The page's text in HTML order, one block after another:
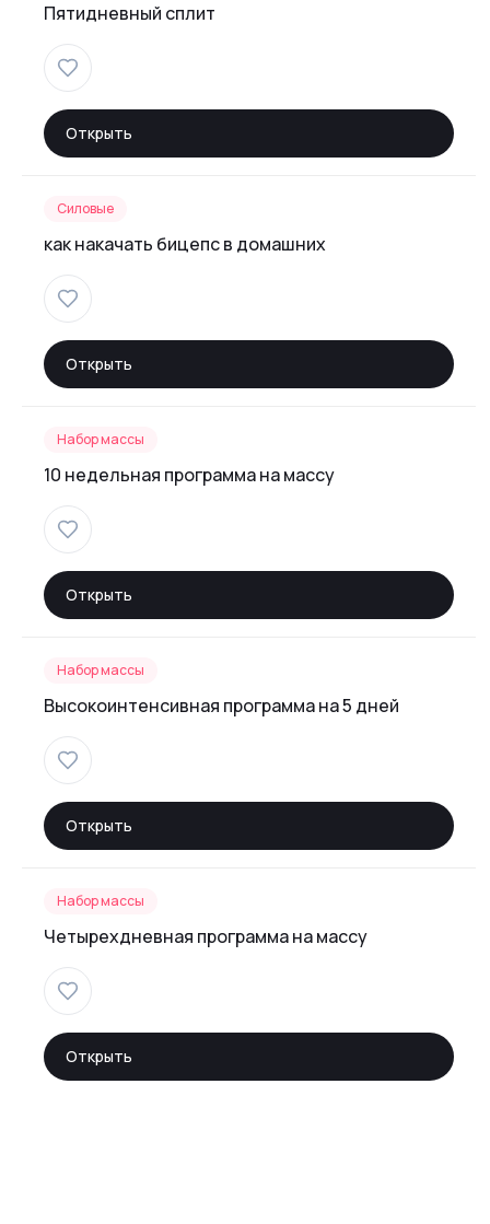
Пятидневный сплит
Открыть
Силовые
как накачать бицепс в домашних
Открыть
Набор массы
10 недельная программа на массу
Открыть
Набор массы
Высокоинтенсивная программа на 5 дней
Открыть
Набор массы
Четырехдневная программа на массу
Открыть